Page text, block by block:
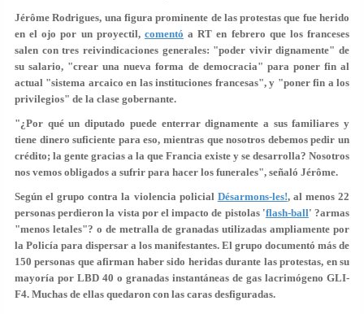
Jérôme Rodrigues, una figura prominente de las protestas que fue herido
en el ojo por un proyectil, comentó a RT en febrero que los franceses
salen con tres reivindicaciones generales: "poder vivir dignamente" de
su salario, "crear una nueva forma de democracia" para poner fin al
actual "sistema arcaico en las instituciones francesas", y "poner fin a los
privilegios" de la clase gobernante.
"¿Por qué un diputado puede enterrar dignamente a sus familiares y
tiene dinero suficiente para eso, mientras que nosotros debemos pedir un
crédito; la gente gracias a la que Francia existe y se desarrolla? Nosotros
nos vemos obligados a sufrir para hacer los funerales", señaló Jérôme.
Según el grupo contra la violencia policial Désarmons-les!, al menos22
personas perdieron la vista por el impacto de pistolas 'flash-ball' ?armas
"menos letales"? o de metralla de granadas utilizadas ampliamente por
la Policía para dispersar a los manifestantes. El grupo documentó más de
150 personas que afirman haber sido heridas durante las protestas, en su
mayoría por LBD 40 o granadas instantáneas de gas lacrimógeno GLI-
F4. Muchas de ellas quedaron con las caras desfiguradas.